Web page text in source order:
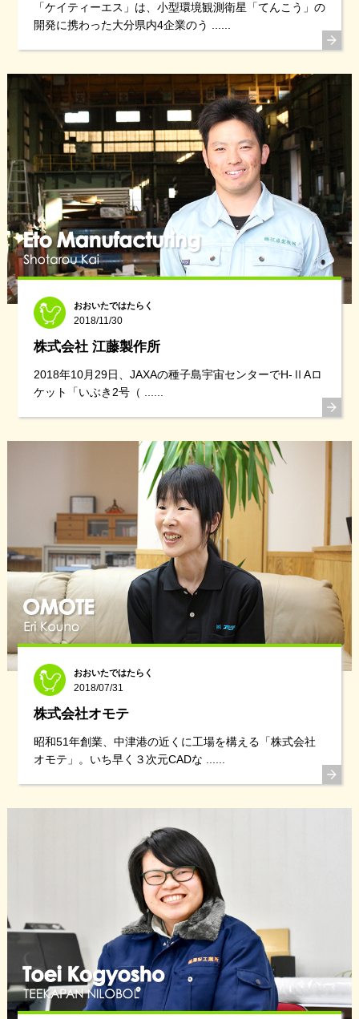
「ケイティーエス」は、小型環境観測衛星「てんこう」の
開発に携わった大分県内4企業のう ......
おおいたではたらく
2018/11/30
株式会社 江藤製作所
2018年10月29日、JAXAの種子島宇宙センターでH-ⅡAロ
ケット「いぶき2号（ ......
おおいたではたらく
2018/07/31
株式会社オモテ
昭和51年創業、中津港の近くに工場を構える「株式会社
オモテ」。いち早く３次元CADな ......